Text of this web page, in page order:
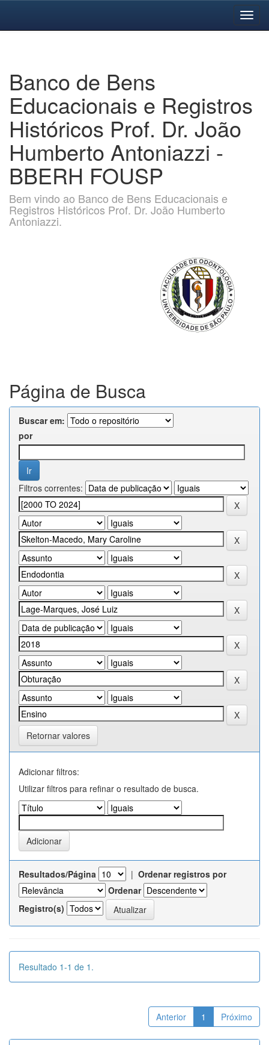
Banco de Bens
Educacionais e Registros
Históricos Prof. Dr. João
Humberto Antoniazzi -
BBERH FOUSP
Bem vindo ao Banco de Bens Educacionais e
Registros Históricos Prof. Dr. João Humberto
Antoniazzi.
Página de Busca
Buscar em:
por
Filtros correntes:
Retornar valores
Adicionar filtros:
Utilizar filtros para refinar o resultado de busca.
Resultados/Página | Ordenar registros por
Ordenar
Registro(s)
Resultado 1-1 de 1.
Anterior 1 Próximo